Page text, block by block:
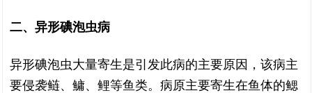
二、异形碘泡虫病
异形碘泡虫大量寄生是引发此病的主要原因，该病主
要侵袭鲢、鳙、鲤等鱼类。病原主要寄生在鱼体的鳃